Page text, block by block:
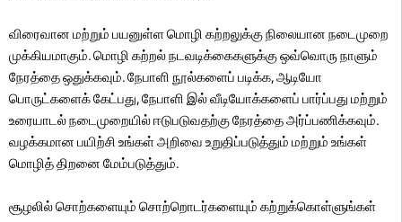
விரைவான மற்றும் பயனுள்ள மொழி கற்றலுக்கு நிலையான நடைமுறை
முக்கியமாகும். மொழி கற்றல் நடவடிக்கைகளுக்கு ஒவ்வொரு நாளும்
நேரத்தை ஒதுக்கவும். நேபாளி நூல்களைப் படிக்க, ஆடியோ
பொருட்களைக் கேட்பது, நேபாளி இல் வீடியோக்களைப் பார்ப்பது மற்றும்
உரையாடல் நடைமுறையில் ஈடுபடுவதற்கு நேரத்தை அர்ப்பணிக்கவும்.
வழக்கமான பயிற்சி உங்கள் அறிவை உறுதிப்படுத்தும் மற்றும் உங்கள்
மொழித் திறனை மேம்படுத்தும்.
சூழலில் சொற்களையும் சொற்றொடர்களையும் கற்றுக்கொள்ளுங்கள்